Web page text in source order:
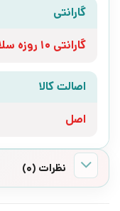
گارانتی
گارانتی 10 روزه سلامت فیزیکی کتاب
اصالت کالا
اصل
نظرات (0)